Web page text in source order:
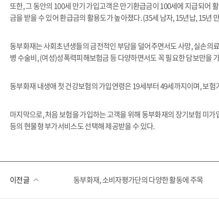
또한, 그 동안의 100세 만기 가입고객은 만기환급금이 100세에 지급되어
금을 받을 수 있어 환급금의 활용도가 높아졌다. (35세 남자, 15년납, 15년
동부화재는 사회초년생들의 금전적인 부담을 덜어주면서도 사망, 실손
병 수술비, (여성)성폭력피해보험금 등 다양하면서도 꼭 필요한 담보만을
동부화재 내생애 첫 건강보험의 가입연령은 19세부터 49세까지이며, 보
마지막으로, 처음 보험을 가입하는 고객을 위해 동부화재의 장기보험 미
등의 현물형 부가서비스도 선택해 제공받을 수 있다.
이전글 동부화재, 소비자평가단의 다양한 활동에 주목